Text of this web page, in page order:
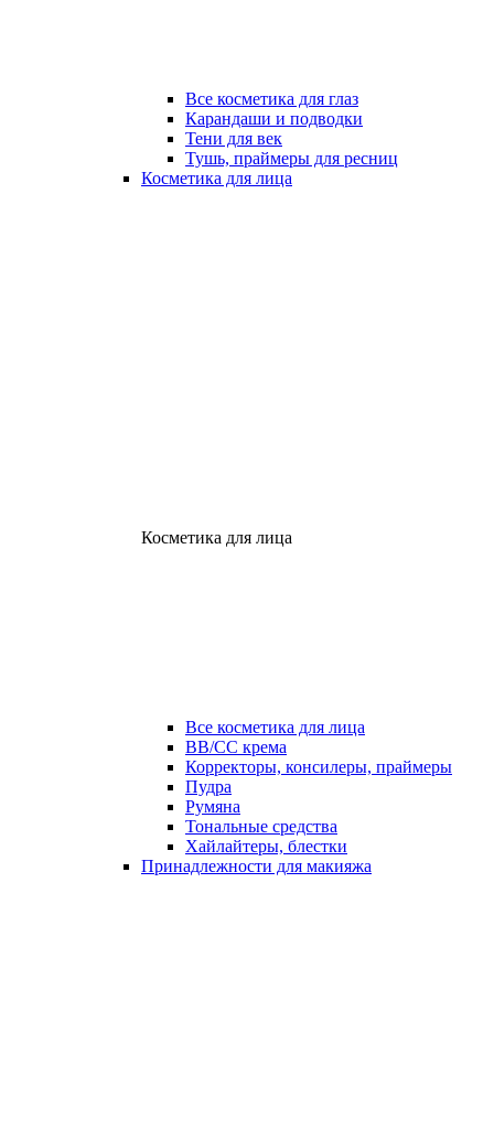
Все косметика для глаз
Карандаши и подводки
Тени для век
Тушь, праймеры для ресниц
Косметика для лица
Косметика для лица
Все косметика для лица
ВВ/СС крема
Корректоры, консилеры, праймеры
Пудра
Румяна
Тональные средства
Хайлайтеры, блестки
Принадлежности для макияжа